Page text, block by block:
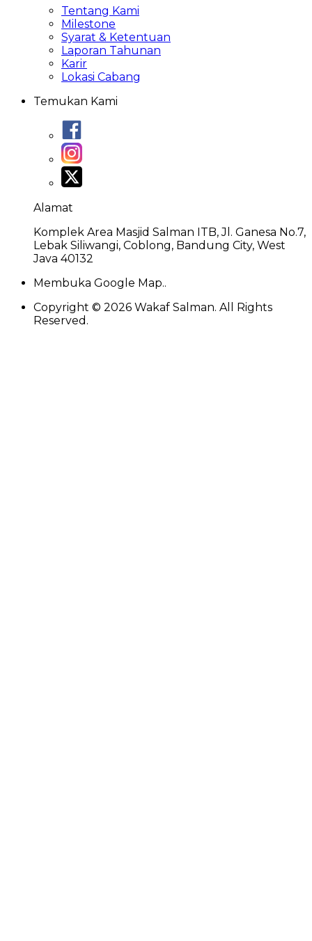
Tentang Kami
Milestone
Syarat & Ketentuan
Laporan Tahunan
Karir
Lokasi Cabang
Temukan Kami
Alamat
Komplek Area Masjid Salman ITB, Jl. Ganesa No.7,
Lebak Siliwangi, Coblong, Bandung City, West
Java 40132
Membuka Google Map..
Copyright © 2026 Wakaf Salman. All Rights
Reserved.